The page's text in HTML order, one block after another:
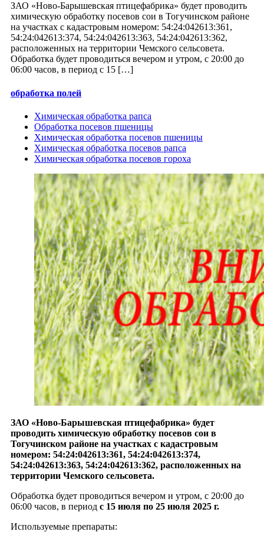
ЗАО «Ново-Барышевская птицефабрика» будет проводить
химическую обработку посевов сои в Тогучинском районе
на участках с кадастровым номером: 54:24:042613:361,
54:24:042613:374, 54:24:042613:363, 54:24:042613:362,
расположенных на территории Чемского сельсовета.
Обработка будет проводиться вечером и утром, с 20:00 до
06:00 часов, в период с 15 […]
обработка полей
Химическая обработка рапса
Обработка посевов пшеницы
Химическая обработка посевов пшеницы
Химическая обработка посевов рапса
Химическая обработка посевов гороха
ЗАО «Ново-Барышевская птицефабрика» будет
проводить химическую обработку посевов сои в
Тогучинском районе на участках с кадастровым
номером: 54:24:042613:361, 54:24:042613:374,
54:24:042613:363, 54:24:042613:362, расположенных на
территории Чемского сельсовета.
Обработка будет проводиться вечером и утром, с 20:00 до
06:00 часов, в период с 15 июля по 25 июля 2025 г.
Используемые препараты: